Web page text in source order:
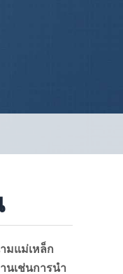
มแม่เหล็ก
นเช่นการนำ